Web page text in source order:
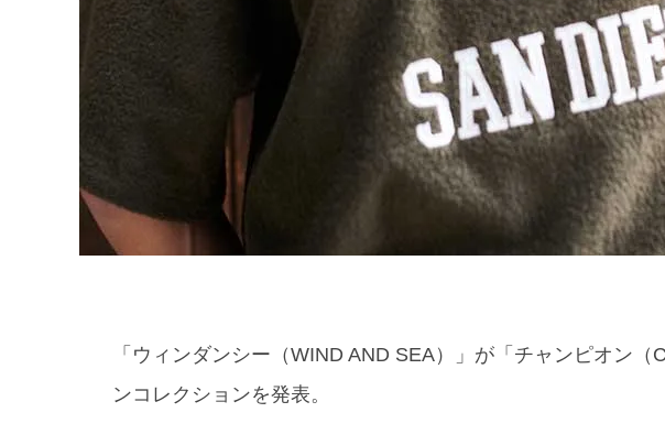
「ウィンダンシー（WIND AND SEA）」が「チャンピオン
ンコレクションを発表。